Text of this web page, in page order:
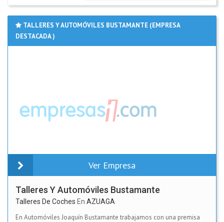
TALLERES Y AUTOMÓVILES BUSTAMANTE (EMPRESA
DESTACADA )
Ver Empresa
Talleres Y Automóviles Bustamante
Talleres De Coches En AZUAGA
En Automóviles Joaquín Bustamante trabajamos con una premisa